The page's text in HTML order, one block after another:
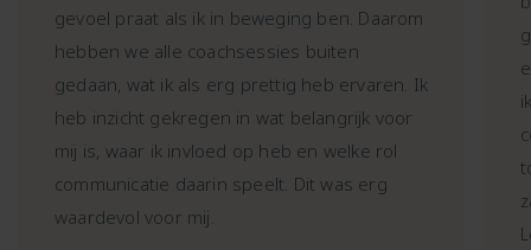
gevoel praat als ik in beweging ben. Daarom
hebben we alle coachsessies buiten
gedaan, wat ik als erg prettig heb ervaren. Ik
heb inzicht gekregen in wat belangrijk voor
mij is, waar ik invloed op heb en welke rol
communicatie daarin speelt. Dit was erg
waardevol voor mij.